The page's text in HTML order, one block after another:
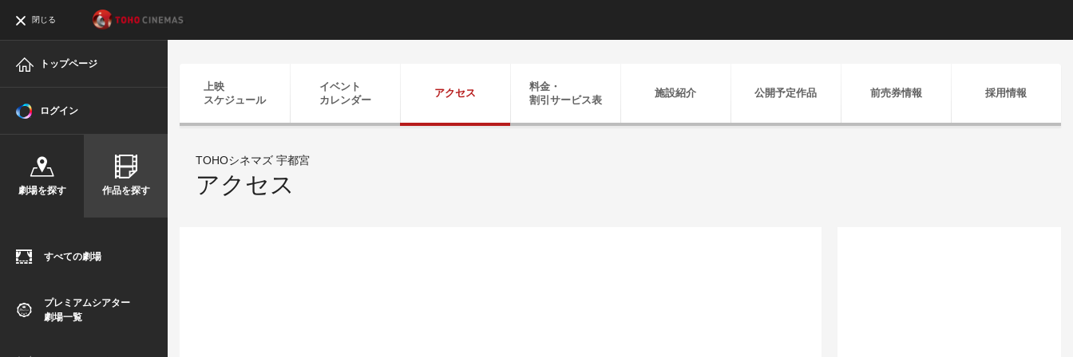
閉じる
トップページ
ログイン
劇場を探す 作品を探す
すべての劇場
プレミアムシアター
劇場一覧
上映
スケジュール
イベント
カレンダー
アクセス
料金・
割引 サービス表
施設紹介 公開予定作品 前売券情報 採用情報
TOHOシネマズ 宇都宮
アクセス